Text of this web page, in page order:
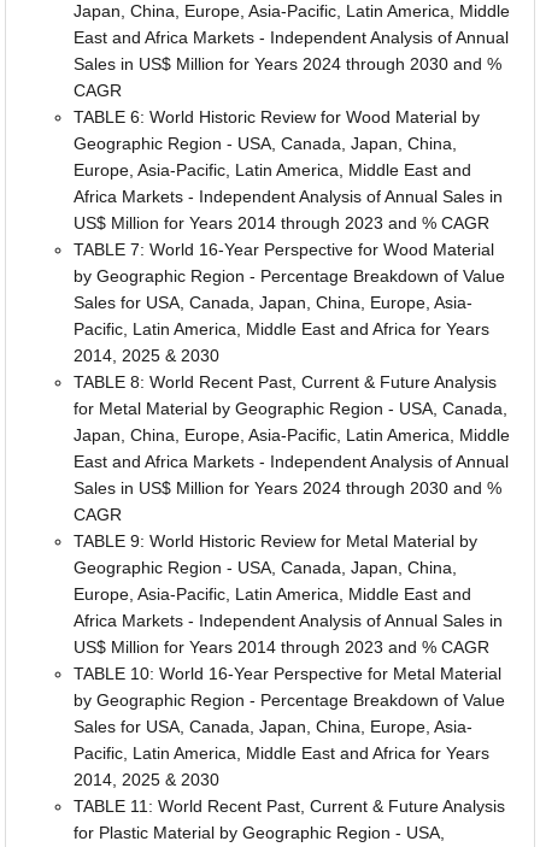
Japan, China, Europe, Asia-Pacific, Latin America, Middle
East and Africa Markets - Independent Analysis of Annual
Sales in US$ Million for Years 2024 through 2030 and %
CAGR
TABLE 6: World Historic Review for Wood Material by
Geographic Region - USA, Canada, Japan, China,
Europe, Asia-Pacific, Latin America, Middle East and
Africa Markets - Independent Analysis of Annual Sales in
US$ Million for Years 2014 through 2023 and % CAGR
TABLE 7: World 16-Year Perspective for Wood Material
by Geographic Region - Percentage Breakdown of Value
Sales for USA, Canada, Japan, China, Europe, Asia-
Pacific, Latin America, Middle East and Africa for Years
2014, 2025 & 2030
TABLE 8: World Recent Past, Current & Future Analysis
for Metal Material by Geographic Region - USA, Canada,
Japan, China, Europe, Asia-Pacific, Latin America, Middle
East and Africa Markets - Independent Analysis of Annual
Sales in US$ Million for Years 2024 through 2030 and %
CAGR
TABLE 9: World Historic Review for Metal Material by
Geographic Region - USA, Canada, Japan, China,
Europe, Asia-Pacific, Latin America, Middle East and
Africa Markets - Independent Analysis of Annual Sales in
US$ Million for Years 2014 through 2023 and % CAGR
TABLE 10: World 16-Year Perspective for Metal Material
by Geographic Region - Percentage Breakdown of Value
Sales for USA, Canada, Japan, China, Europe, Asia-
Pacific, Latin America, Middle East and Africa for Years
2014, 2025 & 2030
TABLE 11: World Recent Past, Current & Future Analysis
for Plastic Material by Geographic Region - USA,